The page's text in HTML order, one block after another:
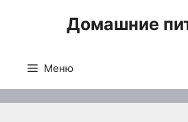
Домашние
Меню